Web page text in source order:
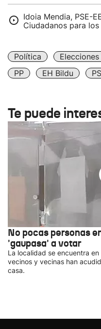
Idoia Mendia, PSE-
Ciudadanos para
Política
PP
EH Bildu
Te puede
No pocas personas
'gaupasa' a votar
La localidad se encuentra
vecinos y vecinas han
casa.